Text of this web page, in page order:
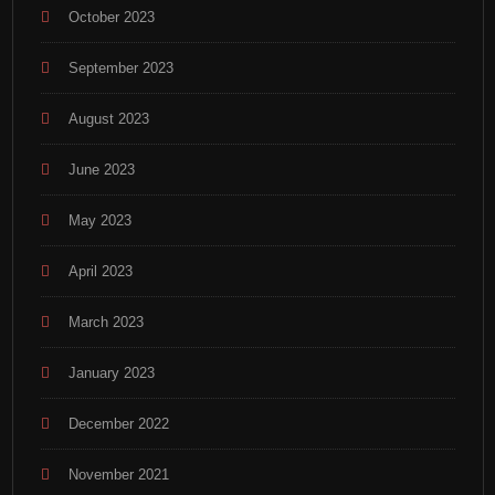
October 2023
September 2023
August 2023
June 2023
May 2023
April 2023
March 2023
January 2023
December 2022
November 2021